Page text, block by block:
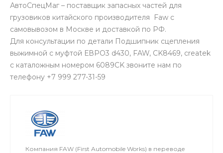
АвтоСпецМаг – поставщик запасных частей для
грузовиков китайского производителя Faw с
самовывозом в Москве и доставкой по РФ.
Для консультации по детали Подшипник сцепления
выжимной с муфтой ЕВРО3 d430, FAW, CK8469, createk
с каталожным номером 6089CK звоните нам по
телефону +7 999 277-31-59
Компания FAW (First Automobile Works) в переводе